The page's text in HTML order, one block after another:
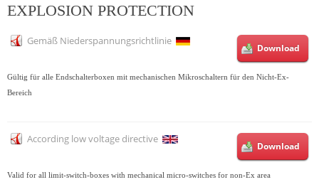
EXPLOSION PROTECTION
Gemäß Niederspannungsrichtlinie
Download
Gültig für alle Endschalterboxen mit mechanischen Mikroschaltern für den Nicht-Ex-
Bereich
According low voltage directive
Download
Valid for all limit-switch-boxes with mechanical micro-switches for non-Ex area